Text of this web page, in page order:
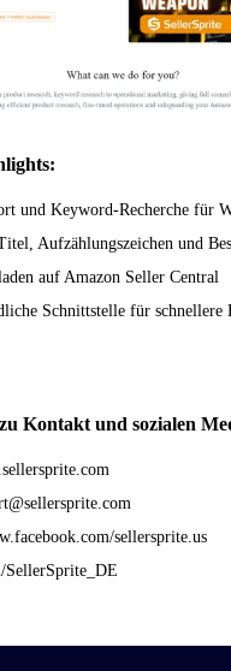
und Keyword-Recherche für
Aufzählungszeichen und
auf Amazon Seller Central
Schnittstelle für schnellere
Kontakt und sozialen
sellersprite.us